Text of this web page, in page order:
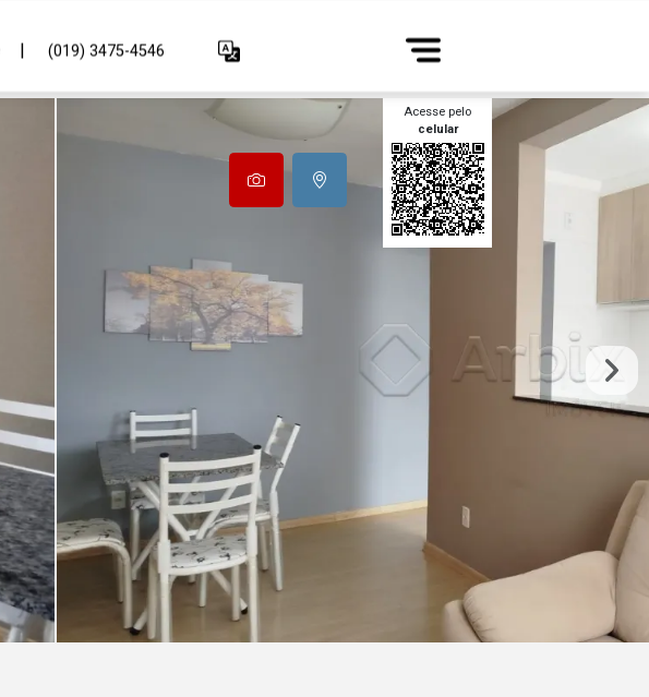
| (019) 3475-4546
Acesse pelo
celular